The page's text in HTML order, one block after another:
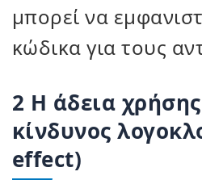
μπορεί να
κώδικα για τους
2 Η άδεια
κίνδυνος
effect)